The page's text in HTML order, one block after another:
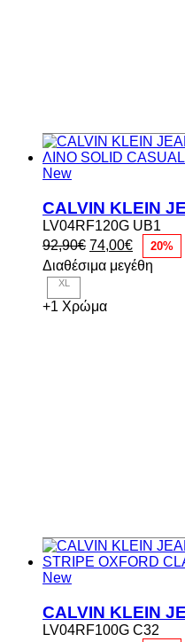
New
LV04RF120G UB1
92,90€ Original
price
was:
74,00€Η
τρέχουσα
τιμή
20%
Διαθέσιμα μεγέθη
XL
+1 Χρώμα
New
LV04RF100G C32